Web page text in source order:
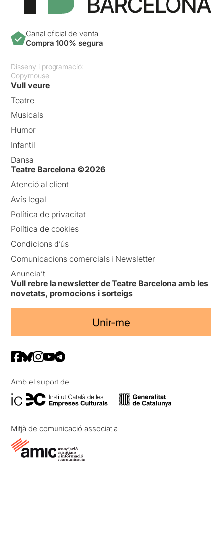
Canal oficial de venta
Compra 100% segura
Disseny i programació:
Copymouse
Vull veure
Teatre
Musicals
Humor
Infantil
Dansa
Teatre Barcelona ©2026
Atenció al client
Avís legal
Política de privacitat
Política de cookies
Condicions d’ús
Comunicacions comercials i Newsletter
Anuncia’t
Vull rebre la newsletter de Teatre Barcelona amb les
novetats, promocions i sorteigs
Unir-me
Amb el suport de
Mitjà de comunicació associat a